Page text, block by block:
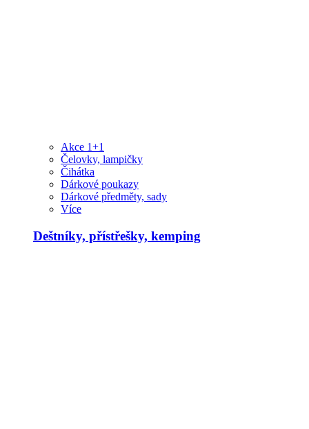
Akce 1+1
Čelovky, lampičky
Čihátka
Dárkové poukazy
Dárkové předměty, sady
Více
Deštníky, přístřešky, kemping